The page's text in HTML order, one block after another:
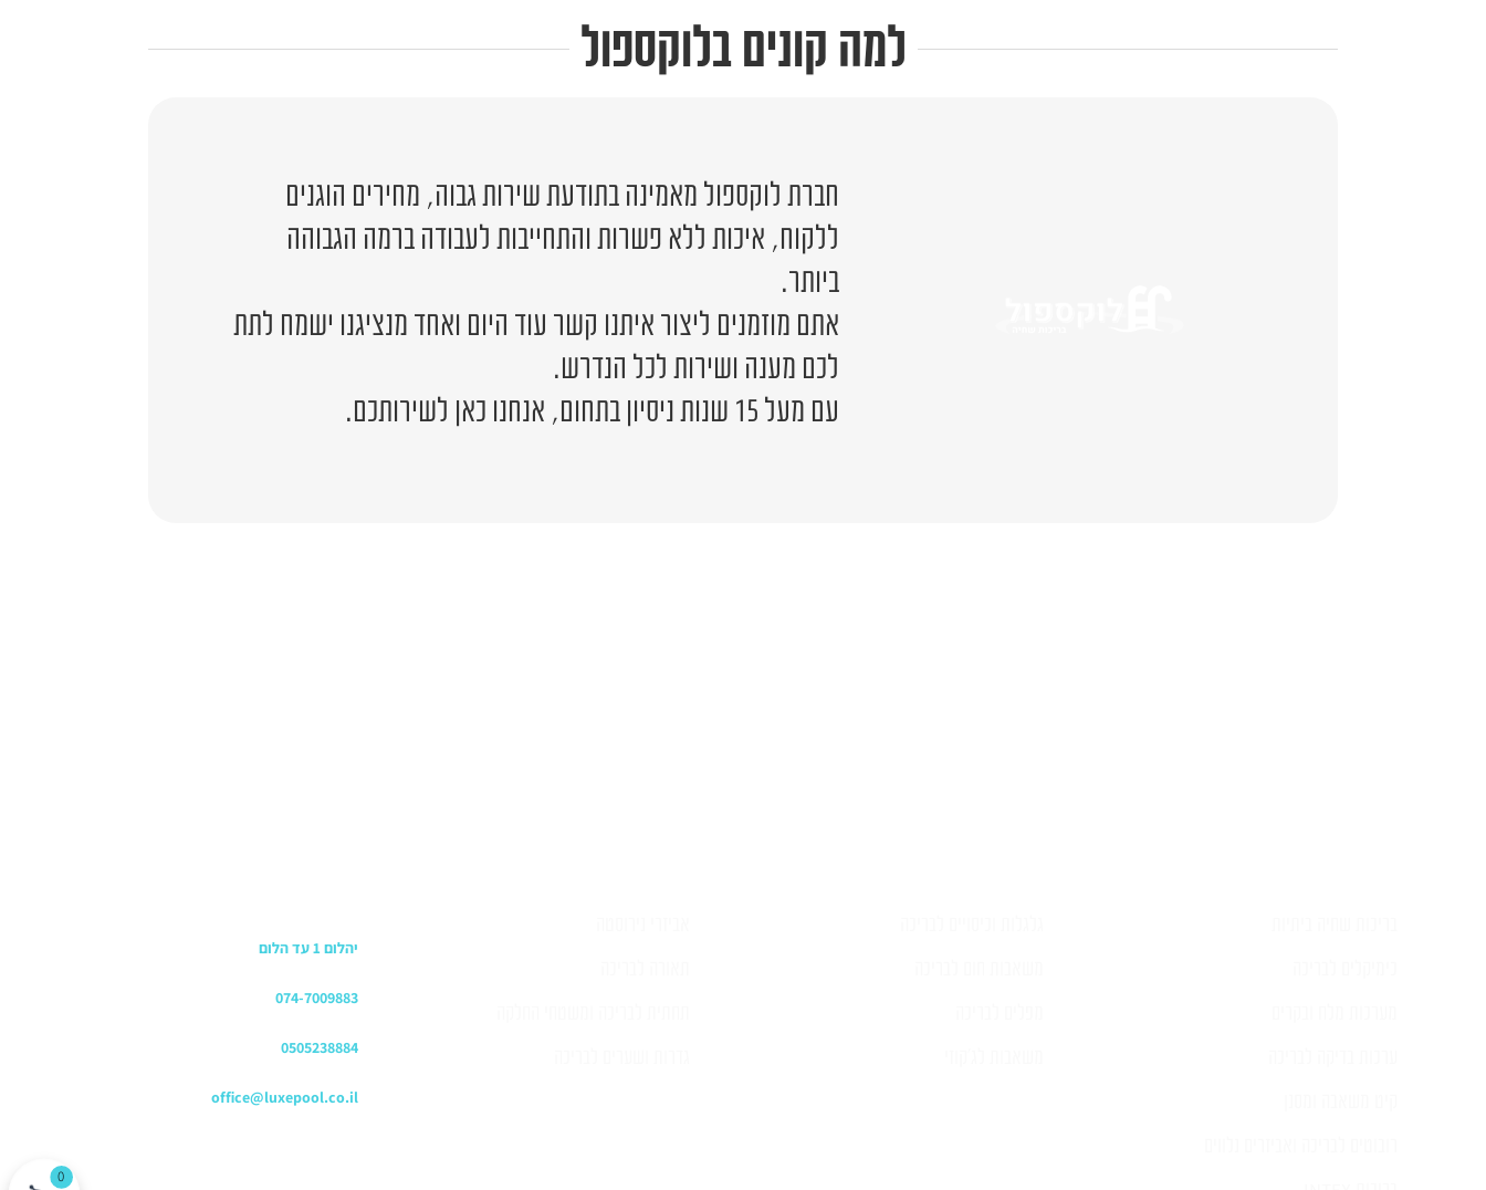
למה קונים בלוקספול
חברת לוקספול מאמינה בתודעת שירות גבוה, מחירים הוגנים
ללקוח, איכות ללא פשרות והתחייבות לעבודה ברמה הגבוהה
ביותר.
אתם מוזמנים ליצור איתנו קשר עוד היום ואחד מנציגנו ישמח לתת
לכם מענה ושירות לכל הנדרש.
עם מעל 15 שנות ניסיון בתחום, אנחנו כאן לשירותכם.
יהלום 1 עד הלום
074-7009883
0505238884
office@luxepool.co.il
0